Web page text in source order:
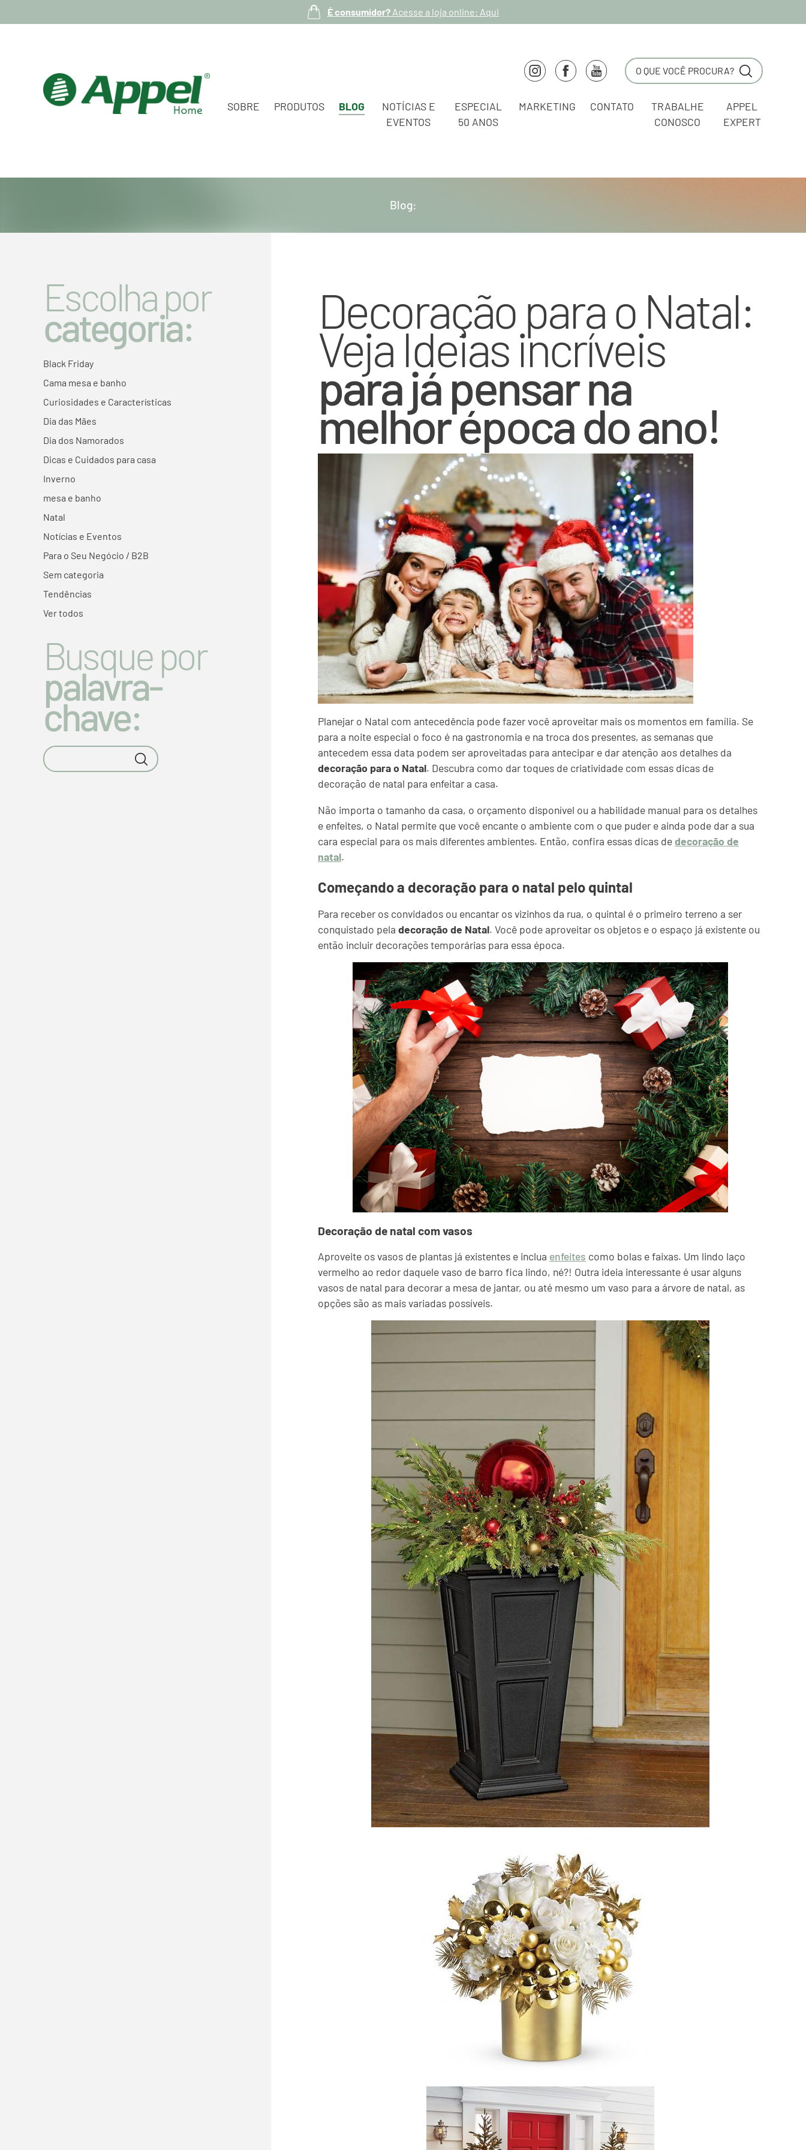
É consumidor?Acesse a loja online: Aqui
SOBRE PRODUTOS BLOG
NOTÍCIAS E
EVENTOS
ESPECIAL
50 ANOS
MARKETING CONTATO
TRABALHE
CONOSCO
APPEL
EXPERT
Blog:
Escolha por
categoria:
Black Friday
Cama mesa e banho
Curiosidades e Características
Dia das Mães
Dia dos Namorados
Dicas e Cuidados para casa
Inverno
mesa e banho
Natal
Notícias e Eventos
Para o Seu Negócio / B2B
Sem categoria
Tendências
Ver todos
Busque por
palavra-
chave:
Decoração para o Natal:
Veja Ideias incríveis
para já pensar na
melhor época do ano!
Planejar o Natal com antecedência pode fazer você aproveitar mais os momentos em família. Se
para a noite especial o foco é na gastronomia e na troca dos presentes, as semanas que
antecedem essa data podem ser aproveitadas para antecipar e dar atenção aos detalhes da
decoração para o Natal. Descubra como dar toques de criatividade com essas dicas de
decoração de natal para enfeitar a casa.
Não importa o tamanho da casa, o orçamento disponível ou a habilidade manual para os detalhes
e enfeites, o Natal permite que você encante o ambiente com o que puder e ainda pode dar a sua
cara especial para os mais diferentes ambientes. Então, confira essas dicas dedecoração de
natal.
Começando a decoração para o natal pelo quintal
Para receber os convidados ou encantar os vizinhos da rua, o quintal é o primeiro terreno a ser
conquistado pela decoração de Natal. Você pode aproveitar os objetos e o espaço já existente ou
então incluir decorações temporárias para essa época.
Decoração de natal com vasos
Aproveite os vasos de plantas já existentes e inclua enfeites como bolas e faixas. Um lindo laço
vermelho ao redor daquele vaso de barro fica lindo, né?! Outra ideia interessante é usar alguns
vasos de natal para decorar a mesa de jantar, ou até mesmo um vaso para a árvore de natal, as
opções são as mais variadas possíveis.